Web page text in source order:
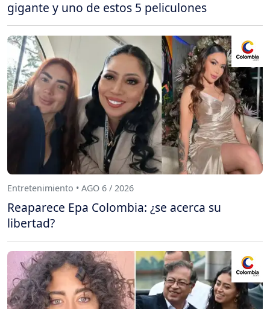
gigante y uno de estos 5 peliculones
Entretenimiento • AGO 6 / 2026
Reaparece Epa Colombia: ¿se acerca su
libertad?